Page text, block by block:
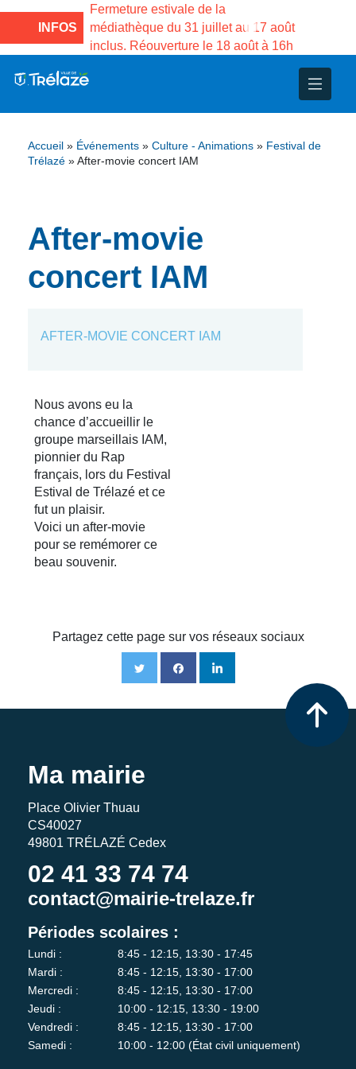
INFOS
la Maison des
de Gama du
Fermeture estivale de la
médiathèque du 31 juillet au 17 août
inclus. Réouverture le 18 août à 16h
Projets
– Jumelage
Accueil » Événements » Culture - Animations » Festival de
Trélazé » After-movie concert IAM
After-movie
concert IAM
AFTER-MOVIE CONCERT IAM
Nous avons eu la
chance d’accueillir le
groupe marseillais IAM,
pionnier du Rap
français, lors du Festival
Estival de Trélazé et ce
fut un plaisir.
Voici un after-movie
pour se remémorer ce
beau souvenir.
Partagez cette page sur vos réseaux sociaux
Ma mairie
Place Olivier Thuau
CS40027
49801 TRÉLAZÉ Cedex
02 41 33 74 74
contact@mairie-trelaze.fr
Périodes scolaires :
Lundi :
8:45 - 12:15, 13:30 - 17:45
Mardi :
8:45 - 12:15, 13:30 - 17:00
Mercredi :
8:45 - 12:15, 13:30 - 17:00
Jeudi :
10:00 - 12:15, 13:30 - 19:00
Vendredi :
8:45 - 12:15, 13:30 - 17:00
Samedi :
10:00 - 12:00 (État civil uniquement)